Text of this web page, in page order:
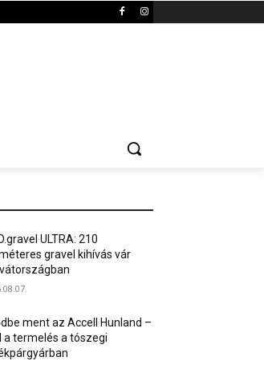
ULTRA: 210
gravel kihívás vár
ment az Accell Hunland –
a termelés a tószegi